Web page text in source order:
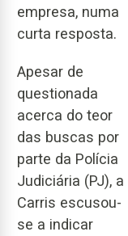
empresa, numa
curta resposta.
Apesar de
questionada
acerca do teor
das buscas por
parte da Polícia
Judiciária (PJ), a
Carris escusou-
se a indicar